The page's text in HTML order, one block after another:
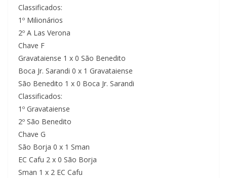
Classificados:
1º Milionários
2º A Las Verona
Chave F
Gravataiense 1 x 0 São Benedito
Boca Jr. Sarandi 0 x 1 Gravataiense
São Benedito 1 x 0 Boca Jr. Sarandi
Classificados:
1º Gravataiense
2º São Benedito
Chave G
São Borja 0 x 1 Sman
EC Cafu 2 x 0 São Borja
Sman 1 x 2 EC Cafu